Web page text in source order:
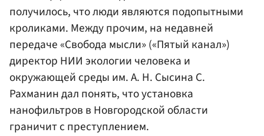
получилось, что люди являются подопытными
кроликами. Между прочим, на недавней
передаче «Свобода мысли» («Пятый канал»)
директор НИИ экологии человека и
окружающей среды им. А. Н. Сысина С.
Рахманин дал понять, что установка
нанофильтров в Новгородской области
граничит с преступлением.